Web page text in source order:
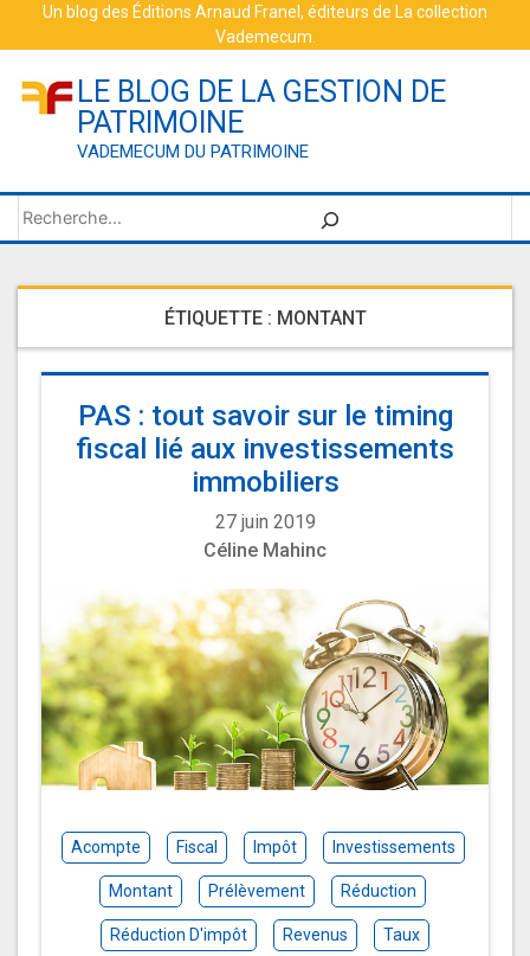
Un blog des Éditions Arnaud Franel , éditeurs de La collection
Vademecum
LE BLOG DE LA GESTION DE
PATRIMOINE
VADEMECUM DU PATRIMOINE
Rechercher
ÉTIQUETTE : MONTANT
PAS : tout savoir sur le timing
fiscal lié aux investissements
immobiliers
27 juin 2019
Céline Mahinc
Acompte Fiscal Impôt Investissements
Montant Prélèvement Réduction
Réduction D'impôt Revenus Taux